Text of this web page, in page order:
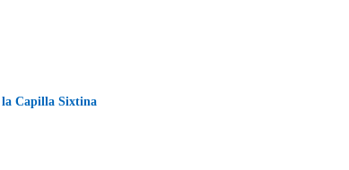
la Capilla Sixtina